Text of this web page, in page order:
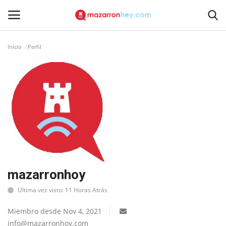
Inicio
Contacto
Noticias
Entrevistas
Reportajes
Inicio Perfil
mazarronhoy
Ultima vez visto: 11 Horas Atrás
Miembro desde Nov 4, 2021
info@mazarronhoy.com